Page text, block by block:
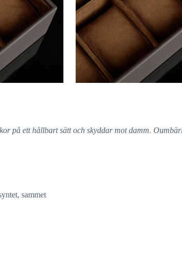
på ett hållbart sätt och skyddar mot damm.
sammet